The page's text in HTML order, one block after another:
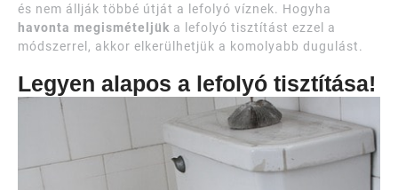
és nem állják többé útját a lefolyó víznek. Hogyha
havonta megismételjük a lefolyó tisztítást ezzel a
módszerrel, akkor elkerülhetjük a komolyabb dugulást.
Legyen alapos a lefolyó tisztítása!